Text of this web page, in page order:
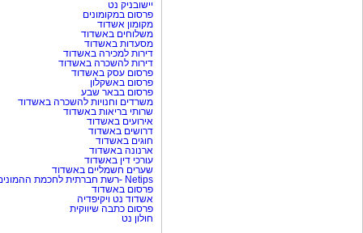
יישובניק נט
פרסום במקומונים
מקומון אשדוד
משלוחים באשדוד
מסעדות באשדוד
דירות למכירה באשדוד
דירות להשכרה באשדוד
פרסום עסק באשדוד
פרסום באשקלון
פרסום בבאר שבע
משרדים וחנויות להשכרה באשדוד
שרותי בריאות באשדוד
אירועים באשדוד
דרושים באשדוד
חוגים באשדוד
ארנונה באשדוד
עורכי דין באשדוד
שערים חשמליים באשדוד
Netips -רשת חברתית לחכמת ההמונים
פרסום באשדוד
אשדוד נט ויקיפדיה
פרסום כתבה שיווקית
חולון נט